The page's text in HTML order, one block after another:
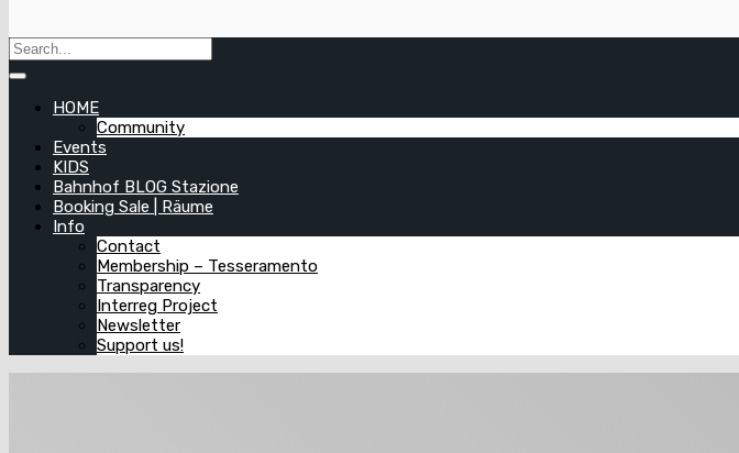
HOME
Community
Events
KIDS
Bahnhof BLOG Stazione
Booking Sale | Räume
Info
Contact
Membership – Tesseramento
Transparency
Interreg Project
Newsletter
Support us!